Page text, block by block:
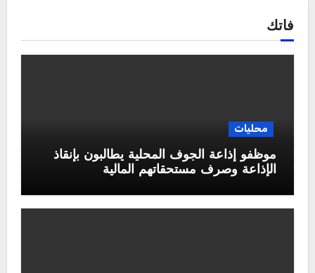
فاتك
محليات
موظفو إذاعة الجوف المحلية يطالبون بإنقاذ
الإذاعة وصرف مستحقاتهم المالية